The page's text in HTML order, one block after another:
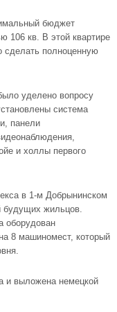
бюджет
106 кв. В этой квартире
сделать полноценную
уделено вопросу
система
панели
и холлы первого
в 1-м Добрынинском
будущих жильцов.
оборудован
8 машиномест, который
и выложена немецкой